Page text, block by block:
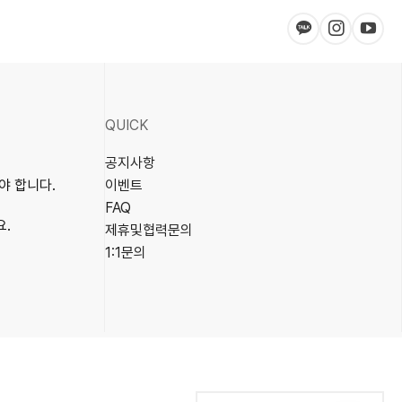
합니다.
.
QUICK
공지사항
이벤트
FAQ
제휴및협력문의
1:1문의